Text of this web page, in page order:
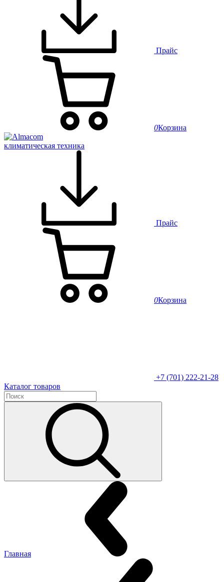
Прайс
0Корзина
климатическая техника
Прайс
0Корзина
+7 (701) 222-21-28
Каталог товаров
Главная